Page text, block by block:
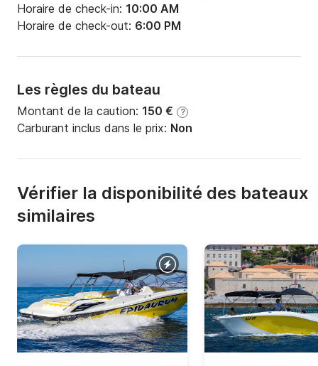
Horaire de check-in: 10:00 AM
Horaire de check-out: 6:00 PM
Les règles du bateau
Montant de la caution: 150 € ?
Carburant inclus dans le prix: Non
Vérifier la disponibilité des bateaux
similaires